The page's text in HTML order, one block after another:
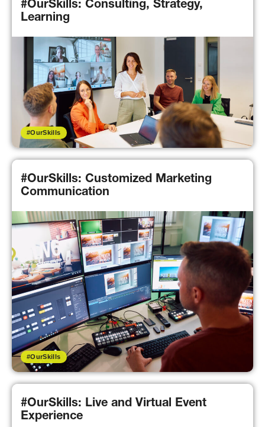
#OurSkills
#OurSkills: Consulting, Strategy,
Learning
#OurSkills
#OurSkills: Customized Marketing
Communication
#OurSkills: Live and Virtual Event
Experience